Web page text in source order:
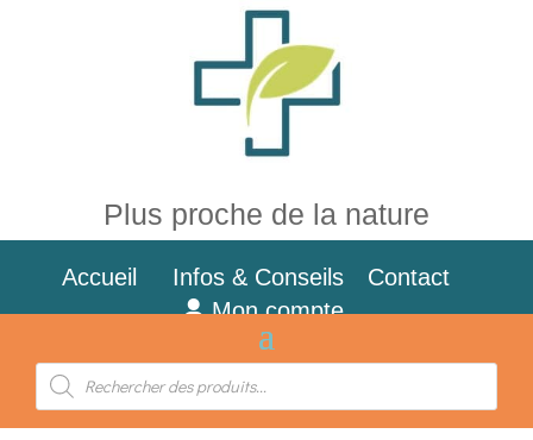
Plus proche de la nature
Accueil Infos & Conseils
Contact
Mon compte
Recherche
produits